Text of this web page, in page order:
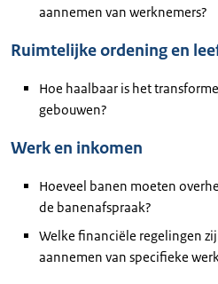
aannemen van werknemers?
Ruimtelijke ordening en
Hoe haalbaar is het
gebouwen?
Werk en inkomen
Hoeveel banen moeten
de banenafspraak?
Welke financiële regelingen
aannemen van specifieke